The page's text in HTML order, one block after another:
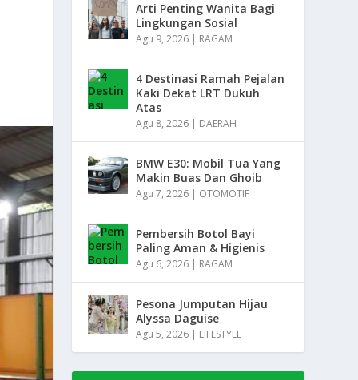
Arti Penting Wanita Bagi
Lingkungan Sosial
Agu 9, 2026 | RAGAM
4 Destinasi Ramah Pejalan
Kaki Dekat LRT Dukuh
Atas
Agu 8, 2026 | DAERAH
BMW E30: Mobil Tua Yang
Makin Buas Dan Ghoib
Agu 7, 2026 | OTOMOTIF
Pembersih Botol Bayi
Paling Aman & Higienis
Agu 6, 2026 | RAGAM
Pesona Jumputan Hijau
Alyssa Daguise
Agu 5, 2026 | LIFESTYLE